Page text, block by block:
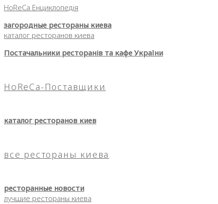
HoReCa Енциклопедія
загородные рестораны киева
каталог ресторанов киева
Постачальники ресторанів та кафе України
HoReCa-Поставщики
каталог ресторанов киев
все рестораны киева
ресторанные новости
лучшие рестораны киева